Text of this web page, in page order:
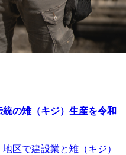
統の雉（キジ）生産を令和
区で建設業と雉（キジ）